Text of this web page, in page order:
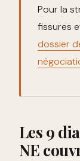
Pour la
fissures
dossier
Les 9
NE